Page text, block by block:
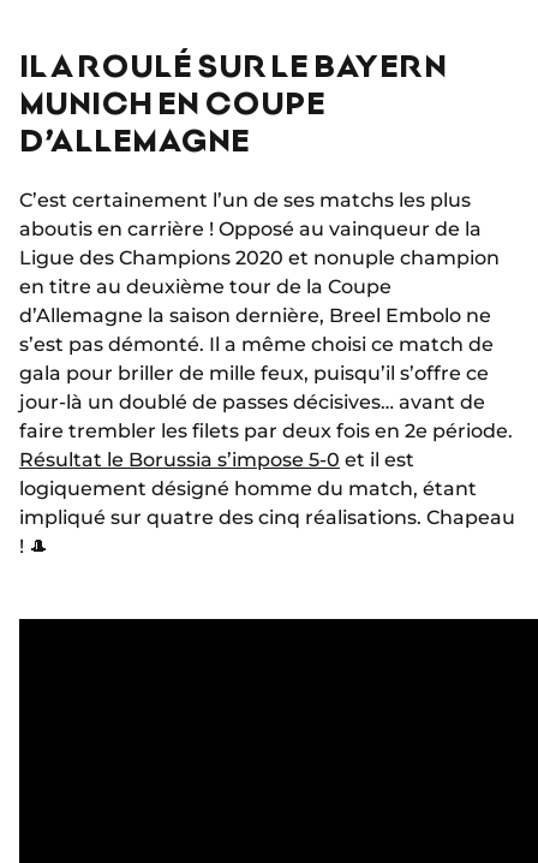
IL A ROULÉ SUR LE BAYERN
MUNICH EN COUPE
D’ALLEMAGNE
C’est certainement l’un de ses matchs les plus
aboutis en carrière ! Opposé au vainqueur de la
Ligue des Champions 2020 et nonuple champion
en titre au deuxième tour de la Coupe
d’Allemagne la saison dernière, Breel Embolo ne
s’est pas démonté. Il a même choisi ce match de
gala pour briller de mille feux, puisqu’il s’offre ce
jour-là un doublé de passes décisives… avant de
faire trembler les filets par deux fois en 2e période.
Résultat le Borussia s’impose 5-0 et il est
logiquement désigné homme du match, étant
impliqué sur quatre des cinq réalisations. Chapeau
! 🎩